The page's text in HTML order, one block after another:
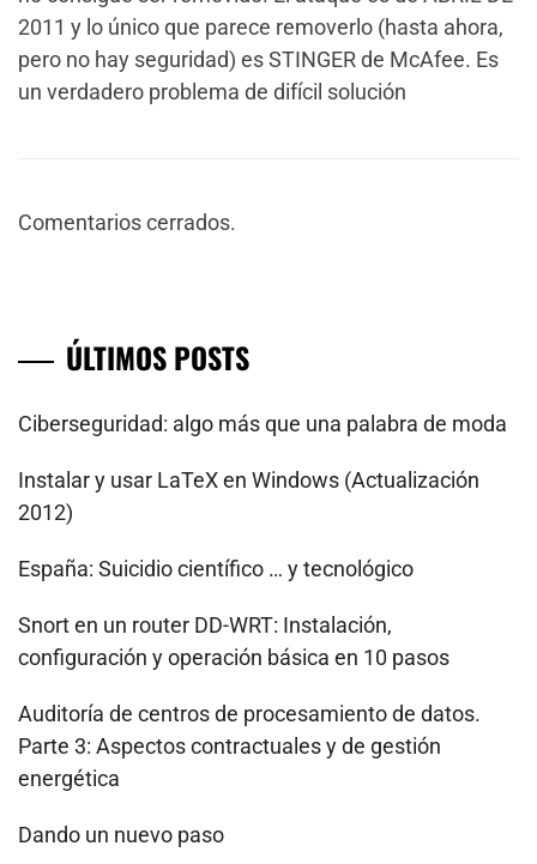
2011 y lo único que parece removerlo (hasta ahora,
pero no hay seguridad) es STINGER de McAfee. Es
un verdadero problema de difícil solución
Comentarios cerrados.
ÚLTIMOS POSTS
Ciberseguridad: algo más que una palabra de moda
Instalar y usar LaTeX en Windows (Actualización
2012)
España: Suicidio científico … y tecnológico
Snort en un router DD-WRT: Instalación,
configuración y operación básica en 10 pasos
Auditoría de centros de procesamiento de datos.
Parte 3: Aspectos contractuales y de gestión
energética
Dando un nuevo paso